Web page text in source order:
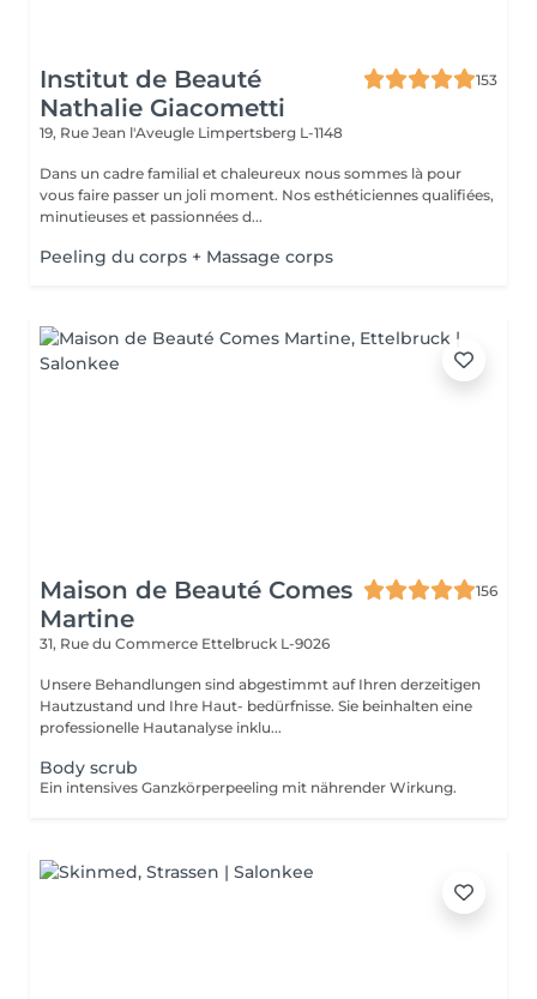
Institut de Beauté
Nathalie Giacometti
153
19, Rue Jean l'Aveugle Limpertsberg L-1148
Dans un cadre familial et chaleureux nous sommes là pour
vous faire passer un joli moment. Nos esthéticiennes qualifiées,
minutieuses et passionnées d...
Peeling du corps + Massage corps
Maison de Beauté Comes
Martine
156
31, Rue du Commerce Ettelbruck L-9026
Unsere Behandlungen sind abgestimmt auf Ihren derzeitigen
Hautzustand und Ihre Haut- bedürfnisse. Sie beinhalten eine
professionelle Hautanalyse inklu...
Body scrub
Ein intensives Ganzkörperpeeling mit nährender Wirkung.